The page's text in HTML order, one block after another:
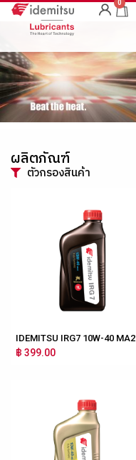
0
ผลิตภัณฑ์
ตัวกรองสินค้า
IDEMITSU IRG7 10W-40 MA2
฿ 399.00